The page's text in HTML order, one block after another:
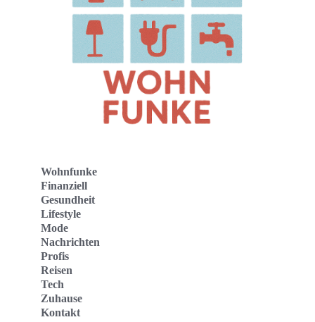
Wohnfunke
Finanziell
Gesundheit
Lifestyle
Mode
Nachrichten
Profis
Reisen
Tech
Zuhause
Kontakt